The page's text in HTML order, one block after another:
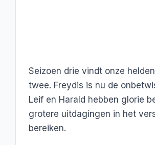
Seizoen drie vindt onze
twee. Freydis is nu de
Leif en Harald hebben glorie
grotere uitdagingen in het
bereiken.